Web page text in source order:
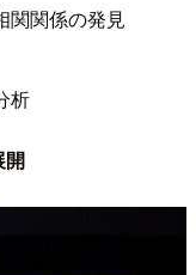
関関係の発見
析
開